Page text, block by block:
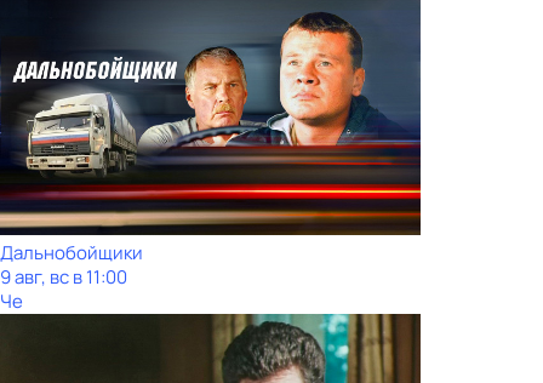
Дальнобойщики
9 авг, вс в 11:00
Че